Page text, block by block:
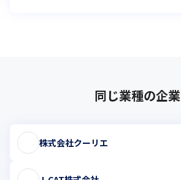
同じ業種の企業
株式会社クーリエ